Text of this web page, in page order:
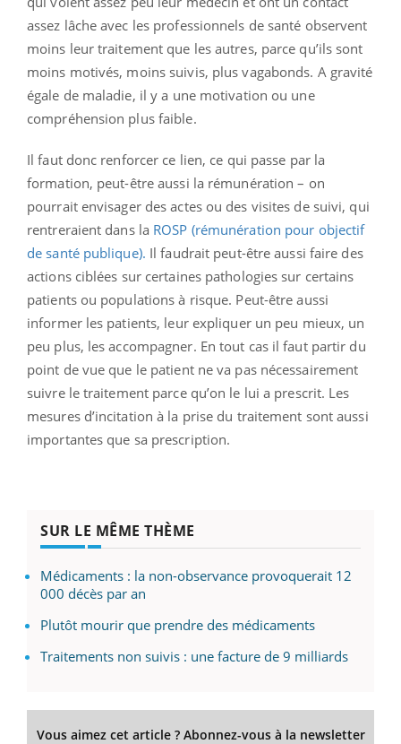
assez lâche avec les professionnels de santé observent
moins leur traitement que les autres, parce qu’ils sont
moins motivés, moins suivis, plus vagabonds. A gravité
égale de maladie, il y a une motivation ou une
compréhension plus faible.
Il faut donc renforcer ce lien, ce qui passe par la
formation, peut-être aussi la rémunération – on
pourrait envisager des actes ou des visites de suivi, qui
rentreraient dans la ROSP (rémunération pour objectif
de santé publique). Il faudrait peut-être aussi faire des
actions ciblées sur certaines pathologies sur certains
patients ou populations à risque. Peut-être aussi
informer les patients, leur expliquer un peu mieux, un
peu plus, les accompagner. En tout cas il faut partir du
point de vue que le patient ne va pas nécessairement
suivre le traitement parce qu’on le lui a prescrit. Les
mesures d’incitation à la prise du traitement sont aussi
importantes que sa prescription.
SUR LE MÊME THÈME
Médicaments : la non-observance provoquerait 12
000 décès par an
Plutôt mourir que prendre des médicaments
Traitements non suivis : une facture de 9 milliards
Vous aimez cet article ? Abonnez-vous à la newsletter